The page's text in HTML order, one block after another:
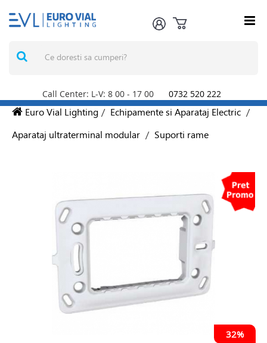
Call Center: L-V: 8 00 - 17 00 0732 520 222
Euro Vial Lighting / Echipamente si Aparataj Electric /
Aparataj ultraterminal modular / Suporti rame
32%